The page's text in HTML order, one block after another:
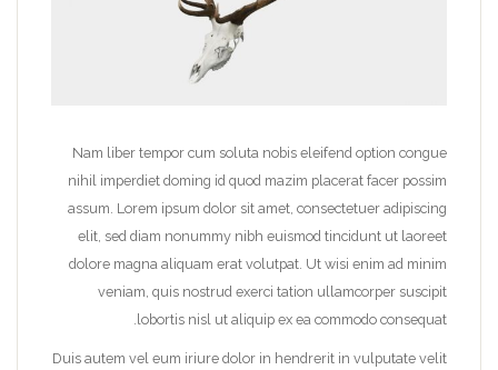
Nam liber tempor cum soluta nobis eleifend option congue
nihil imperdiet doming id quod mazim placerat facer possim
assum. Lorem ipsum dolor sit amet, consectetuer adipiscing
elit, sed diam nonummy nibh euismod tincidunt ut laoreet
dolore magna aliquam erat volutpat. Ut wisi enim ad minim
veniam, quis nostrud exerci tation ullamcorper suscipit
lobortis nisl ut aliquip ex ea commodo consequat.
Duis autem vel eum iriure dolor in hendrerit in vulputate velit